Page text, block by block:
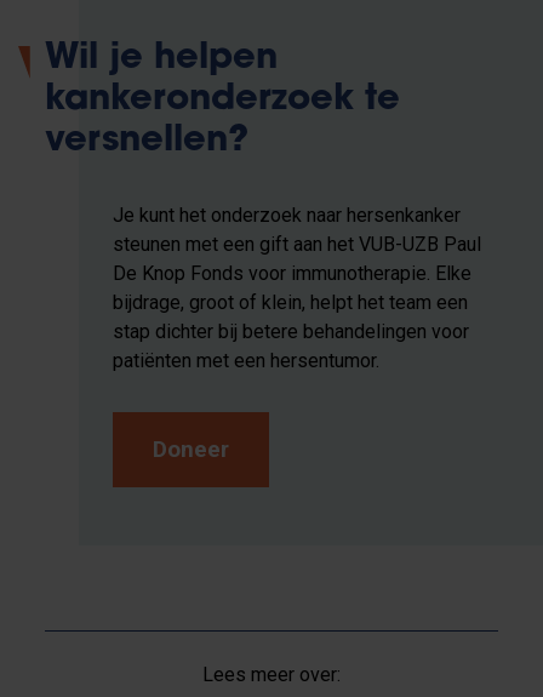
Wil je helpen
kankeronderzoek te
versnellen?
Je kunt het onderzoek naar hersenkanker
steunen met een gift aan het VUB-UZB Paul
De Knop Fonds voor immunotherapie. Elke
bijdrage, groot of klein, helpt het team een
stap dichter bij betere behandelingen voor
patiënten met een hersentumor.
Doneer
Lees meer over: